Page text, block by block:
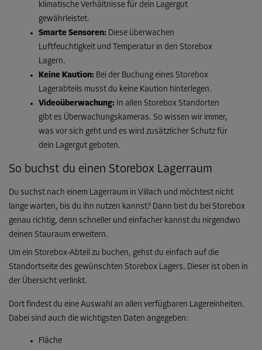
klimatische Verhältnisse für dein Lagergut
gewährleistet.
Smarte Sensoren: Diese überwachen
Luftfeuchtigkeit und Temperatur in den Storebox
Lagern.
Keine Kaution: Bei der Buchung eines Storebox
Lagerabteils musst du keine Kaution hinterlegen.
Videoüberwachung: In allen Storebox Standorten
gibt es Überwachungskameras. So wissen wir immer,
was vor sich geht und es wird zusätzlicher Schutz für
dein Lagergut geboten.
So buchst du einen Storebox Lagerraum
Du suchst nach einem Lagerraum in Villach und möchtest nicht
lange warten, bis du ihn nutzen kannst? Dann bist du bei Storebox
genau richtig, denn schneller und einfacher kannst du nirgendwo
deinen Stauraum erweitern.
Um ein Storebox-Abteil zu buchen, gehst du einfach auf die
Standortseite des gewünschten Storebox Lagers. Dieser ist oben in
der Übersicht verlinkt.
Dort findest du eine Auswahl an allen verfügbaren Lagereinheiten.
Dabei sind auch die wichtigsten Daten angegeben:
Fläche